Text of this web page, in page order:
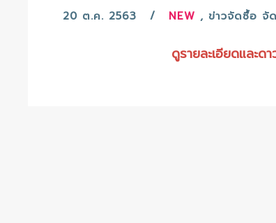
20 ต.ค. 2563 NEW , ข่าวจัดซื้อ จั
ดูรายละเอียดและด